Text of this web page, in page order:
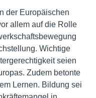
der Europäischen
allem auf die Rolle
Wichtige
seien
Zudem betonte
Lernen. Bildung sei